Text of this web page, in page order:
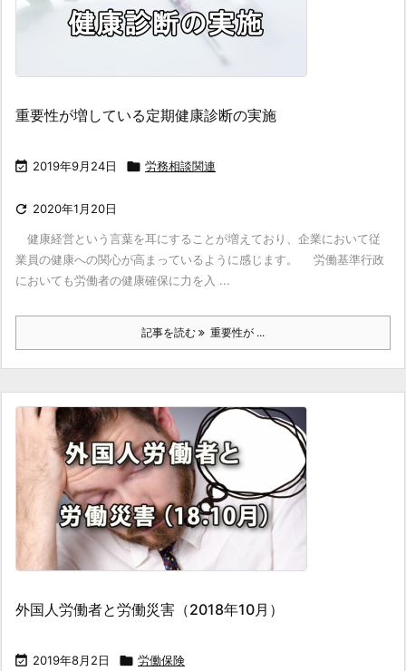
重要性が増している定期健康診断の実施
 2019年9月24日  労務相談関連
 2020年1月20日
健康経営という言葉を耳にすることが増えており、企業において従
業員の健康への関心が高まっているように感じます。 労働基準行政
においても労働者の健康確保に力を入 ...
記事を読む 重要性が ...
外国人労働者と労働災害（2018年10月）
 2019年8月2日  労働保険